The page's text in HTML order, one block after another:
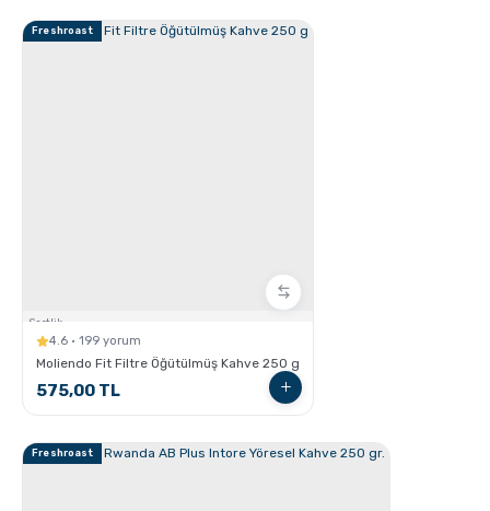
Freshroast
Sertlik:
4.6 · 199 yorum
Moliendo Fit Filtre Öğütülmüş Kahve 250 g
575,00 TL
Freshroast